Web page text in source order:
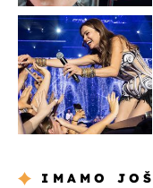
IMAMO JOŠ